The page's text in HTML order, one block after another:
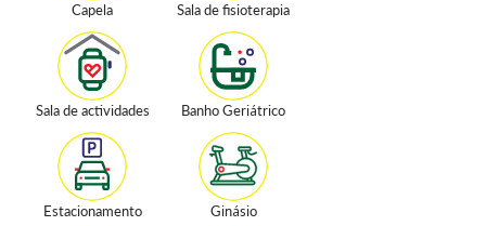
Capela Sala de fisioterapia
Sala de actividades Banho Geriátrico
Estacionamento Ginásio